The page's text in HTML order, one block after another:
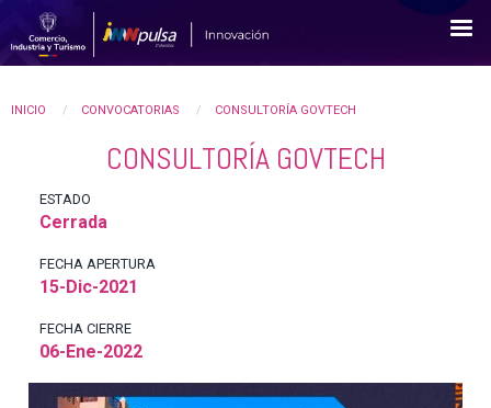
Pasar
al
contenido
YOU
HERE
INICIO CONVOCATORIAS CONSULTORÍA GOVTECH
CONSULTORÍA GOVTECH
ESTADO
Cerrada
FECHA APERTURA
15-Dic-2021
FECHA CIERRE
06-Ene-2022